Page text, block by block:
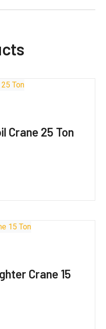
Crane 25 Ton
Crane 15